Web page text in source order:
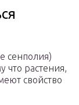
сенполия)
что растения,
свойство